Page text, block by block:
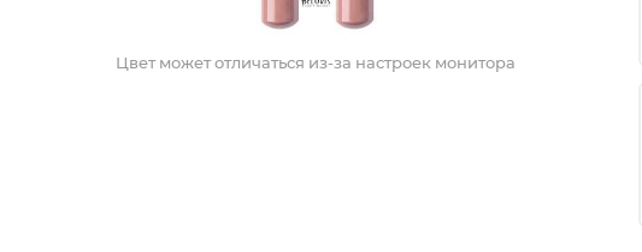
Цвет может отличаться из-за настроек монитора